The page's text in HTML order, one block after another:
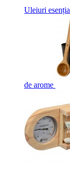
Uleiuri
de arome